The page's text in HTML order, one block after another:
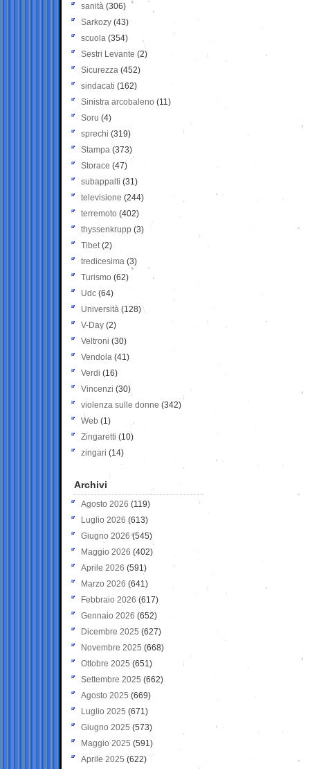
sanità (306)
Sarkozy (43)
scuola (354)
Sestri Levante (2)
Sicurezza (452)
sindacati (162)
Sinistra arcobaleno (11)
Soru (4)
sprechi (319)
Stampa (373)
Storace (47)
subappalti (31)
televisione(244)
terremoto (402)
thyssenkrupp (3)
Tibet(2)
tredicesima (3)
Turismo (62)
Udc (64)
Università (128)
V-Day (2)
Veltroni (30)
Vendola (41)
Verdi (16)
Vincenzi (30)
violenza sulle donne (342)
Web (1)
Zingaretti (10)
zingari (14)
Archivi
Agosto 2026 (119)
Luglio 2026 (613)
Giugno 2026 (545)
Maggio 2026 (402)
Aprile 2026 (591)
Marzo 2026 (641)
Febbraio 2026 (617)
Gennaio 2026 (652)
Dicembre 2025 (627)
Novembre 2025 (668)
Ottobre 2025 (651)
Settembre 2025 (662)
Agosto 2025 (669)
Luglio 2025 (671)
Giugno 2025 (573)
Maggio 2025 (591)
Aprile 2025 (622)